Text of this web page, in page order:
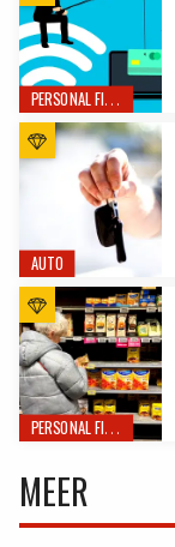
PERSONAL FINANCE
AUTO
PERSONAL FINANCE
MEER